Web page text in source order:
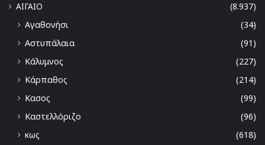
ΑΙΓΑΙΟ
(8.937)
Αγαθονήσι
(34)
Αστυπάλαια
(91)
Κάλυμνος
(227)
Κάρπαθος
(214)
Κασος
(99)
Καστελλόριζο
(96)
κως
(618)